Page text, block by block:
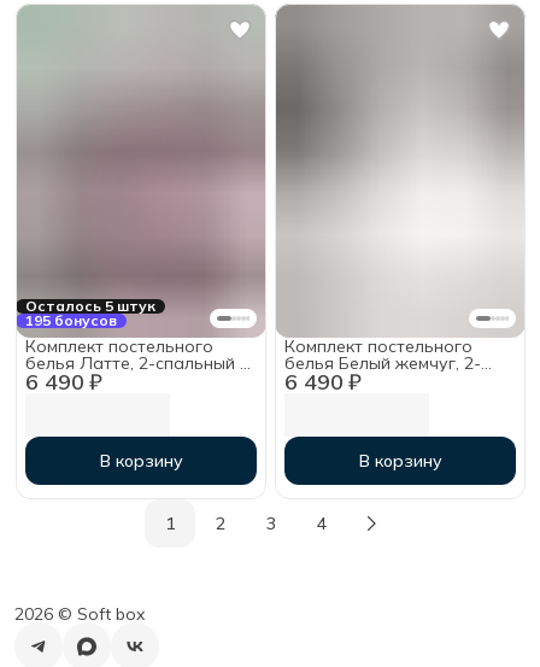
Осталось 5 штук
195 бонусов
6 490 ₽
Комплект постельного
белья Латте, 2-спальный с
простыней на резинке
160х200х30, тенсель
В корзину
6 490 ₽
Комплект постельного
белья Белый жемчуг, 2-
спальный с простыней на
резинке 160х200х30,
В корзину
1 2 3 4
2026 ©︎ Soft box